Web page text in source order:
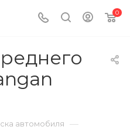
0
автомобиля —